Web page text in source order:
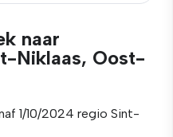
naar
Niklaas, Oost-
1/10/2024 regio Sint-